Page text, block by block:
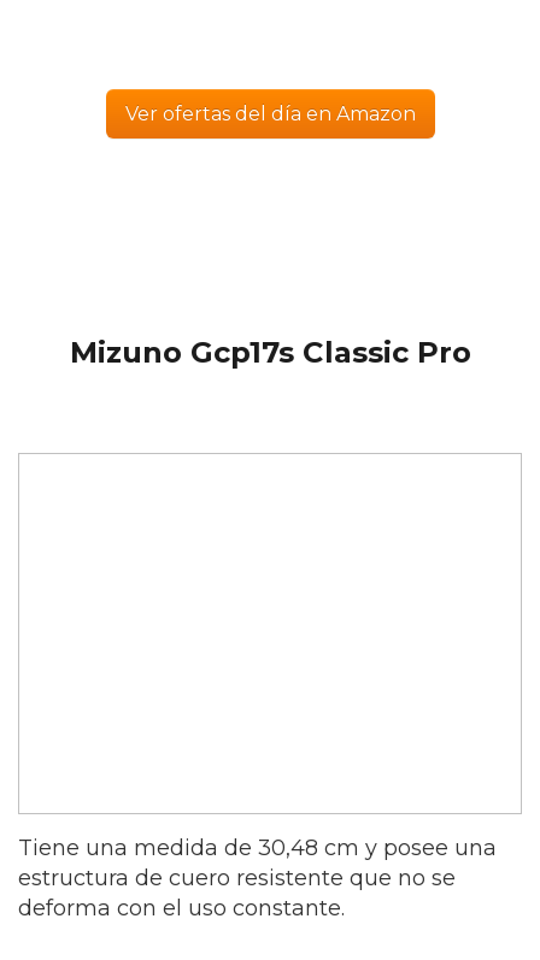
Ver ofertas del día en Amazon
Mizuno Gcp17s Classic Pro
Tiene una medida de 30,48 cm y posee una
estructura de cuero resistente que no se
deforma con el uso constante.